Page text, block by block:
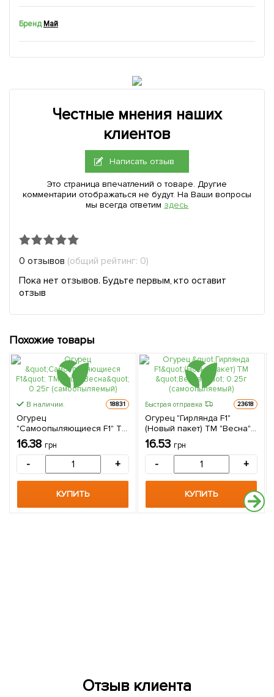
Бренд Май
Честные мнения наших
клиентов
Написать отзыв
Это страница впечатлений о товаре. Другие
комментарии отображаться не будут. На Ваши вопросы
мы всегда ответим здесь
0 отзывов (общий рейтинг: 0)
Пока нет отзывов. Будьте первым, кто оставит
отзыв
Похожие товары
В наличии. 18831
Огурец
"Самоопыляющиеся F1" ТМ
"Весна" 0.25г
(самоопыляемый)
16.38 грн
- +
КУПИТЬ
Быстрая отправка 23618
Огурец "Гирлянда F1"
(Новый пакет) ТМ "Весна"
0.25г (самоопыляемый)
16.53 грн
- +
КУПИТЬ
Отзыв клиента